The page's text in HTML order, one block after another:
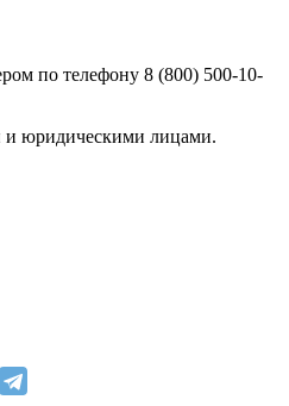
по телефону 8 (800) 500-10-
и юридическими лицами.